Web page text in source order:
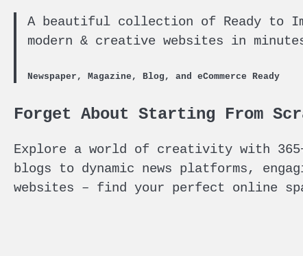
A beautiful collection of Ready to
modern & creative websites in
Newspaper, Magazine, Blog, and eCommerce Ready
Forget About Starting From
Explore a world of creativity with
blogs to dynamic news platforms,
websites – find your perfect online